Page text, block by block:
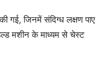
गई, जिनमें संदिग्ध लक्षण पाए
मशीन के माध्यम से चेस्ट